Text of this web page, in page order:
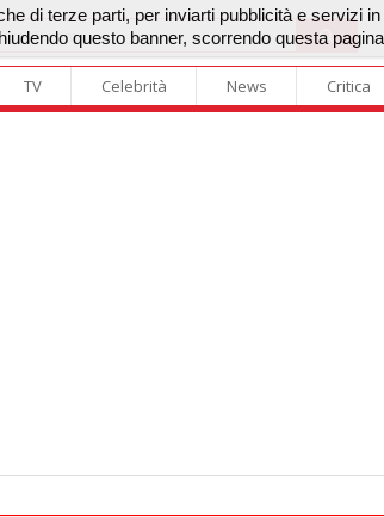
TV Celebrità News Critica
di terze parti, per inviarti pubblicità e servizi
questo banner, scorrendo questa